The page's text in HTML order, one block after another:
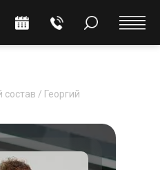
состав / Георгий